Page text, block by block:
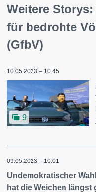
Weitere
für bedrohte
(GfbV)
10.05.2023 – 10:45
9
09.05.2023 – 10:01
Undemokratischer
hat die Weichen längst